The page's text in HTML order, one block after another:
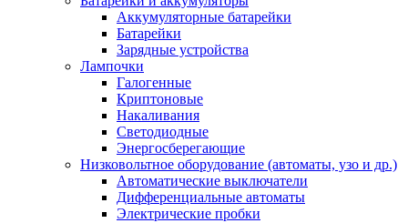
Аккумуляторные батарейки
Батарейки
Зарядные устройства
Лампочки
Галогенные
Криптоновые
Накаливания
Светодиодные
Энергосберегающие
Низковольтное оборудование (автоматы, узо и др.)
Автоматические выключатели
Дифференциальные автоматы
Электрические пробки